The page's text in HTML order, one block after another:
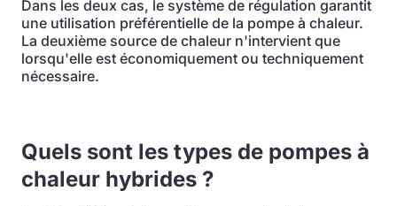
Dans les deux cas, le système de régulation garantit
une utilisation préférentielle de la pompe à chaleur.
La deuxième source de chaleur n'intervient que
lorsqu'elle est économiquement ou techniquement
nécessaire.
Quels sont les types de pompes à
chaleur hybrides ?